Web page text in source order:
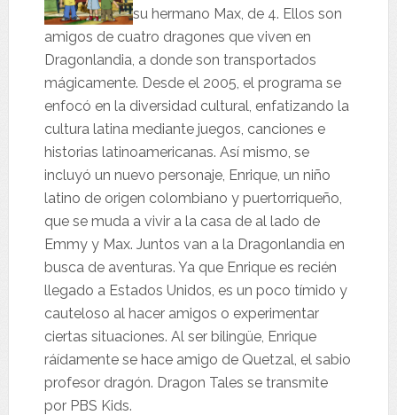
su hermano Max, de 4. Ellos son
amigos de cuatro dragones que viven en
Dragonlandia, a donde son transportados
mágicamente. Desde el 2005, el programa se
enfocó en la diversidad cultural, enfatizando la
cultura latina mediante juegos, canciones e
historias latinoamericanas. Así mismo, se
incluyó un nuevo personaje, Enrique, un niño
latino de origen colombiano y puertorriqueño,
que se muda a vivir a la casa de al lado de
Emmy y Max. Juntos van a la Dragonlandia en
busca de aventuras. Ya que Enrique es recién
llegado a Estados Unidos, es un poco tímido y
cauteloso al hacer amigos o experimentar
ciertas situaciones. Al ser bilingüe, Enrique
ráídamente se hace amigo de Quetzal, el sabio
profesor dragón. Dragon Tales se transmite
por PBS Kids.